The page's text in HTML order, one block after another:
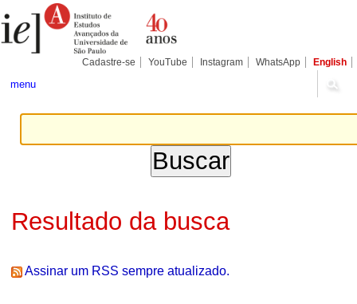
para
conteúdo.
Pessoais
Cadastre-se YouTube Instagram WhatsApp English
menu
Resultado da busca
Assinar um RSS sempre atualizado.